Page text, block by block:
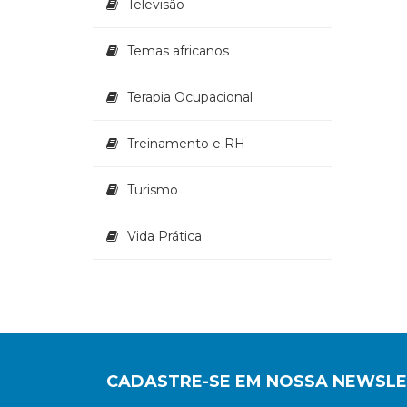
Televisão
Temas africanos
Terapia Ocupacional
Treinamento e RH
Turismo
Vida Prática
CADASTRE-SE EM NOSSA